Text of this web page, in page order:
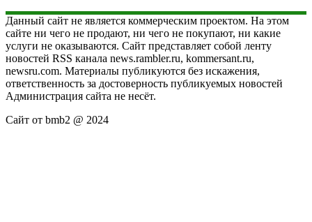
Данный сайт не является коммерческим проектом. На этом
сайте ни чего не продают, ни чего не покупают, ни какие
услуги не оказываются. Сайт представляет собой ленту
новостей RSS канала news.rambler.ru, kommersant.ru,
newsru.com. Материалы публикуются без искажения,
ответственность за достоверность публикуемых новостей
Администрация сайта не несёт.
Сайт от bmb2 @ 2024